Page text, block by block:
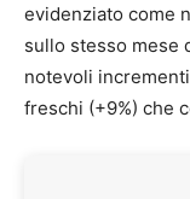
evidenziato come
sullo stesso mese
notevoli
freschi (+9%) che